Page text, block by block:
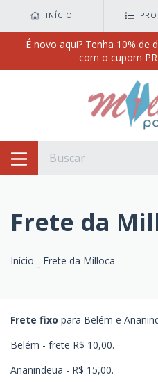
INÍCIO
É novo aqui? Tenha 10% de
com o cupom
Frete da
Início - Frete da Milloca
Frete fixo para Belém e
Belém - frete R$ 10,00.
Ananindeua - R$ 15,00.